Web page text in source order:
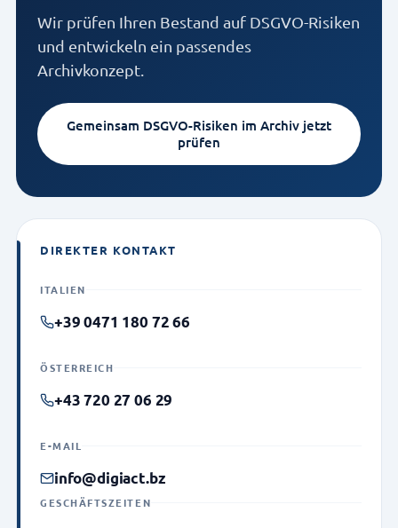
Wir prüfen Ihren Bestand auf DSGVO-Risiken
und entwickeln ein passendes
Archivkonzept.
Gemeinsam DSGVO-Risiken im Archiv jetzt
prüfen
DIREKTER KONTAKT
ITALIEN
+39 0471 180 72 66
ÖSTERREICH
+43 720 27 06 29
E-MAIL
info@digiact.bz
GESCHÄFTSZEITEN